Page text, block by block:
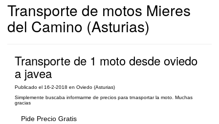
Transporte de motos Mieres
del Camino (Asturias)
Transporte de 1 moto desde oviedo
a javea
Publicado el 16-2-2018 en Oviedo (Asturias)
Simplemente buscaba informarme de precios para trnasportar la moto. Muchas
gracias
Pide Precio Gratis